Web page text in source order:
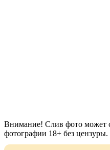
Внимание! Слив фото может
фотографии 18+ без цензуры.